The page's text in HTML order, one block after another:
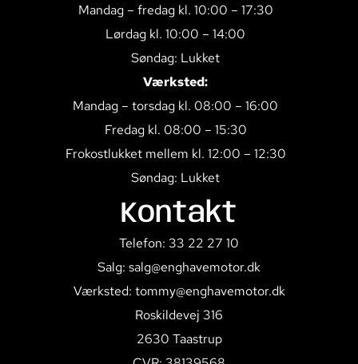
Mandag – fredag kl. 10:00 – 17:30
Lørdag kl. 10:00 – 14:00
Søndag: Lukket
Værksted:
Mandag – torsdag kl. 08:00 – 16:00
Fredag kl. 08:00 – 15:30
Frokostlukket mellem kl. 12:00 – 12:30
Søndag: Lukket
Kontakt
Telefon: 33 22 27 10
Salg: salg@enghavemotor.dk
Værksted: tommy@enghavemotor.dk
Roskildevej 316
2630 Taastrup